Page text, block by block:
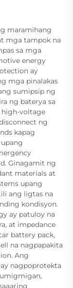
maramihang
mga tampok na
sa mga
energy
ay
mga pinalakas
sumipsip ng
ng baterya sa
high-voltage
ng
kapag
Ginagamit ng
materials at
upang
ang ligtas na
kondisyon.
ay patuloy na
at impedance
battery pack,
na nagpapakita
Ang
nagpoprotekta